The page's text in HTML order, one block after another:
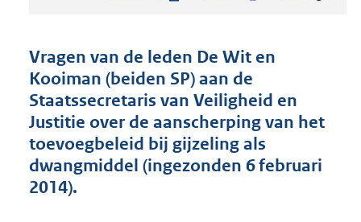
d
s
g
r
o
o
t
Vragen van de leden De Wit en
Kooiman (beiden SP) aan de
Staatssecretaris van Veiligheid en
Justitie over de aanscherping van het
toevoegbeleid bij gijzeling als
dwangmiddel (ingezonden 6 februari
2014).